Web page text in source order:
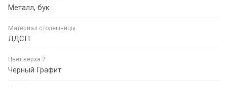
Металл, бук
Материал столешницы
ЛДСП
Цвет верха 2
Черный Графит